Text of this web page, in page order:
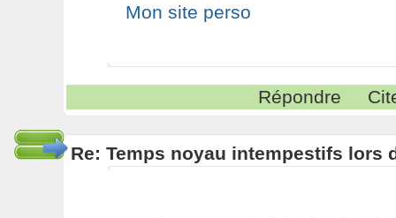
Mon site perso
Répondre
Re: Temps noyau intempestifs lors